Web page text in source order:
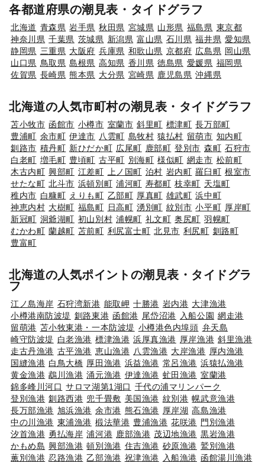
各都道府県の潮見表・タイドグラフ
北海道 青森県 岩手県 秋田県 宮城県 山形県 福島県 東京都
神奈川県 千葉県 茨城県 新潟県 富山県 石川県 福井県 愛知県
静岡県 三重県 大阪府 兵庫県 和歌山県 京都府 広島県 岡山県
山口県 鳥取県 島根県 高知県 香川県 徳島県 愛媛県 福岡県
佐賀県 長崎県 熊本県 大分県 宮崎県 鹿児島県 沖縄県
北海道の人気市町村の潮見表・タイドグラフ
苫小牧市 函館市 小樽市 室蘭市 斜里町 標津町 長万部町
豊浦町 余市町 伊達市 八雲町 島牧村 猿払村 留萌市 知内町
釧路市 積丹町 新ひだか町 広尾町 鹿部町 登別市 森町 石狩市
白老町 増毛町 豊頃町 古平町 別海町 様似町 網走市 松前町
木古内町 興部町 江差町 上ノ国町 泊村 岩内町 羅臼町 根室市
せたな町 北斗市 浜頓別町 浦河町 寿都町 枝幸町 天塩町
稚内市 白糠町 えりも町 乙部町 厚真町 雄武町 浜中町
神恵内村 大樹町 福島町 日高町 湧別町 紋別市 小平町 厚岸町
新冠町 洞爺湖町 初山別村 浦幌町 礼文町 奥尻町 羽幌町
むかわ町 蘭越町 苫前町 利尻富士町 北見市 利尻町 釧路町
豊富町
北海道の人気ポイントの潮見表・タイドグラ
フ
江ノ島海岸 石狩湾新港 能取岬 十勝港 岩内港 大津漁港
小樽港南防波堤 釧路東港 函館港 尾岱沼港 入船公園 網走港
留萌港 苫小牧東港・一本防波堤 小樽港色内埠頭 弁天島
崎守防波堤 白老漁港 標津漁港 浜厚真漁港 厚岸漁港 斜里漁港
走古丹漁港 古平漁港 恵山漁港 八雲漁港 大岸漁港 厚内漁港
国縫漁港 白鳥大橋 厚田漁港 浜益漁港 常呂漁港 浜猿払漁港
黄金漁港 鵡川漁港 涌元漁港 伊達漁港 虻田漁港 室蘭港
錦多峰川河口 サロマ湖第1湖口 千代の浦マリンパーク
登別漁港 釧路西港 兜千畳敷 美国漁港 紋別港 幌武意漁港
長万部漁港 旭浜漁港 余市港 熊石漁港 厚岸湖 高島漁港
中の川漁港 東浦漁港 椴法華港 豊浦漁港 花咲港 門別漁港
汐首漁港 勇払海岸 浦河港 鹿部漁港 茂辺地漁港 黒岩漁港
かもめ島 興部漁港 頓別漁港 住吉漁港 砂原漁港 鷲別漁港
薫別漁港 忍路漁港 乙部漁港 祝津漁港 入船漁港 函館湯川漁港